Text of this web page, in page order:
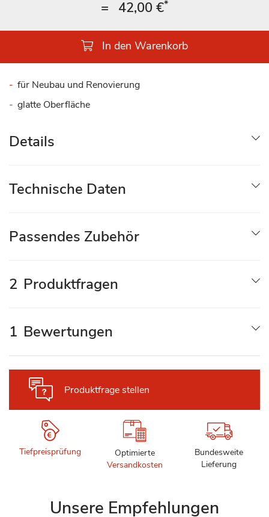
= 42,00 €*
In den Warenkorb
für Neubau und Renovierung
glatte Oberfläche
Produktfrage stellen
Tiefpreisprüfung
Optimierte
Versandkosten
Bundesweite
Lieferung
Details
Technische Daten
Passendes Zubehör
2 Produktfragen
1 Bewertungen
Unsere Empfehlungen